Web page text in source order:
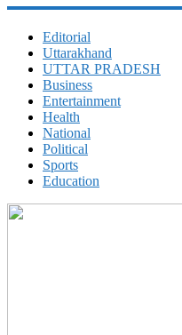
Editorial
Uttarakhand
UTTAR PRADESH
Business
Entertainment
Health
National
Political
Sports
Education